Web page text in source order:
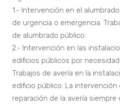
1.- Intervención en el
de urgencia o emergencia.
de alumbrado público.
2.- Intervención en las
edificios públicos por
Trabajos de avería en la
edificio público. La intervención
reparación de la avería siempre